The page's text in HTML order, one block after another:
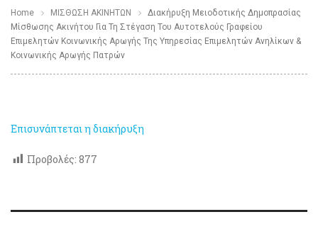
Home ΜΙΣΘΩΣΗ ΑΚΙΝΗΤΩΝ
Διακήρυξη Μειοδοτικής Δημοπρασίας
Μίσθωσης Ακινήτου Για Τη Στέγαση Του Αυτοτελούς Γραφείου
Επιμελητών Κοινωνικής Αρωγής Της Υπηρεσίας Επιμελητών Ανηλίκων &
Κοινωνικής Αρωγής Πατρών
Επισυνάπτεται η διακήρυξη
Προβολές: 877